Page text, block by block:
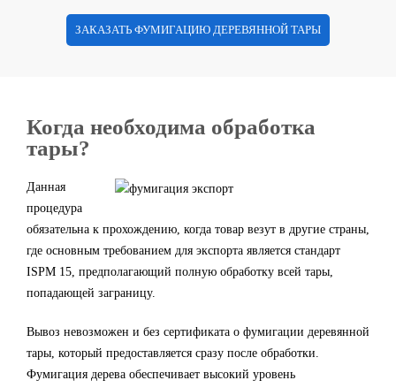
ЗАКАЗАТЬ ФУМИГАЦИЮ ДЕРЕВЯННОЙ ТАРЫ
Когда необходима обработка
тары?
Данная
процедура
обязательна к прохождению, когда товар везут в другие страны,
где основным требованием для экспорта является стандарт
ISPM 15, предполагающий полную обработку всей тары,
попадающей заграницу.
Вывоз невозможен и без сертификата о фумигации деревянной
тары, который предоставляется сразу после обработки.
Фумигация дерева обеспечивает высокий уровень